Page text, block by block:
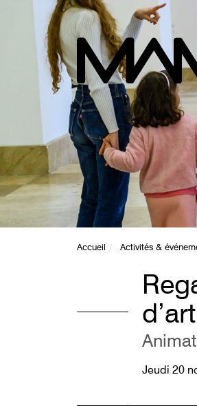
Accueil Activités &
Jeudi 20